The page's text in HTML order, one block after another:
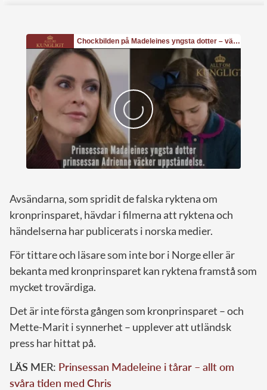
Avsändarna, som spridit de falska ryktena om
kronprinsparet, hävdar i filmerna att ryktena och
händelserna har publicerats i norska medier.
För tittare och läsare som inte bor i Norge eller är
bekanta med kronprinsparet kan ryktena framstå som
mycket trovärdiga.
Det är inte första gången som kronprinsparet – och
Mette-Marit i synnerhet – upplever att utländsk
press har hittat på.
LÄS MER: Prinsessan Madeleine i tårar – allt om
svåra tiden med Chris